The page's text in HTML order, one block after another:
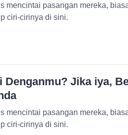
mencintai pasangan mereka,
ciri-cirinya di sini.
Denganmu? Jika iya,
mencintai pasangan mereka,
ciri-cirinya di sini.